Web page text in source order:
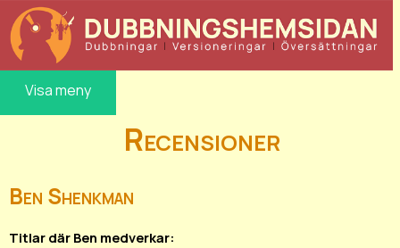
Visa meny
Recensioner
Ben Shenkman
Titlar där Ben medverkar: